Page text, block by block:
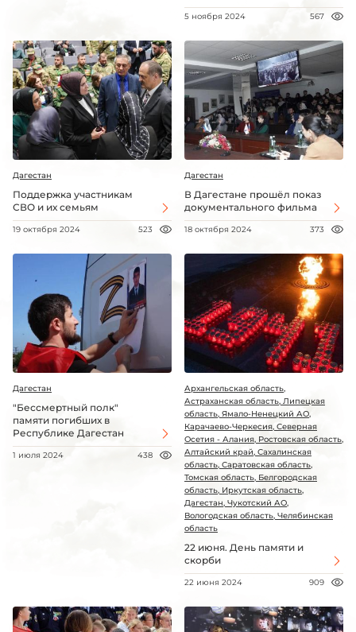
5 ноября 2024 567
Дагестан
Поддержка участникам
СВО и их семьям
19 октября 2024 523
Дагестан
В Дагестане прошёл показ
документального фильма
18 октября 2024 373
Дагестан
"Бессмертный полк"
памяти погибших в
Республике Дагестан
1 июля 2024 438
Архангельская область,
Астраханская область, Липецкая
область, Ямало-Ненецкий АО,
Карачаево-Черкесия, Северная
Осетия - Алания, Ростовская область,
Алтайский край, Сахалинская
область, Саратовская область,
Томская область, Белгородская
область, Иркутская область,
Дагестан, Чукотский АО,
Вологодская область, Челябинская
область
22 июня. День памяти и
скорби
22 июня 2024 909